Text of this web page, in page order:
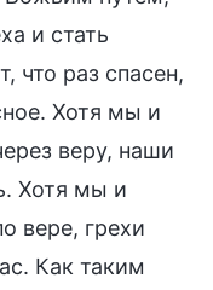
и стать
что раз спасен,
Хотя мы и
веру, наши
Хотя мы и
вере, грехи
Как таким